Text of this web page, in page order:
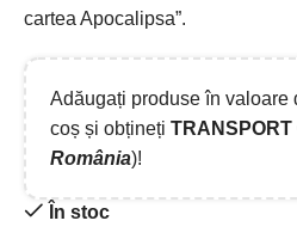
cartea Apocalipsa”.
Adăugați produse în valoare
coș și obțineți TRANSPORT
România)!
În stoc